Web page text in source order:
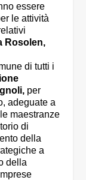
essere
le attività
Rosolen,
di tutti i
per
adeguate a
maestranze
di
della
a
della